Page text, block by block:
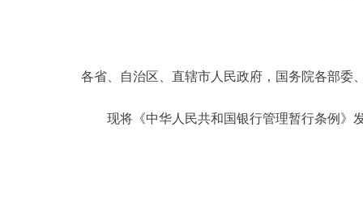
参与调查
走进北京
各省、自治区、直辖市人民政府，国务院各部委
现将《中华人民共和国银行管理暂行条例》